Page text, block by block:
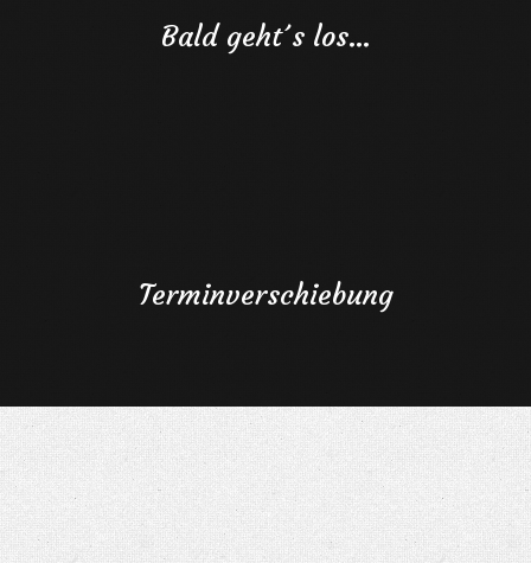
Bald geht´s los…
Terminverschiebung